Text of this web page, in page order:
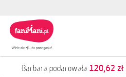
Barbara podarowała 120,62 zł